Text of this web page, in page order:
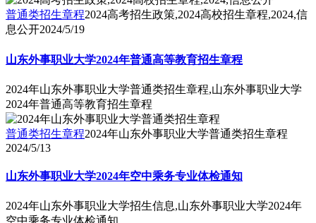
普通类招生章程2024高考招生政策,2024高校招生章程,2024,信
息公开2024/5/19
山东外事职业大学2024年普通高等教育招生章程
2024年山东外事职业大学普通类招生章程,山东外事职业大学
2024年普通高等教育招生章程
普通类招生章程2024年山东外事职业大学普通类招生章程
2024/5/13
山东外事职业大学2024年空中乘务专业体检通知
2024年山东外事职业大学招生信息,山东外事职业大学2024年